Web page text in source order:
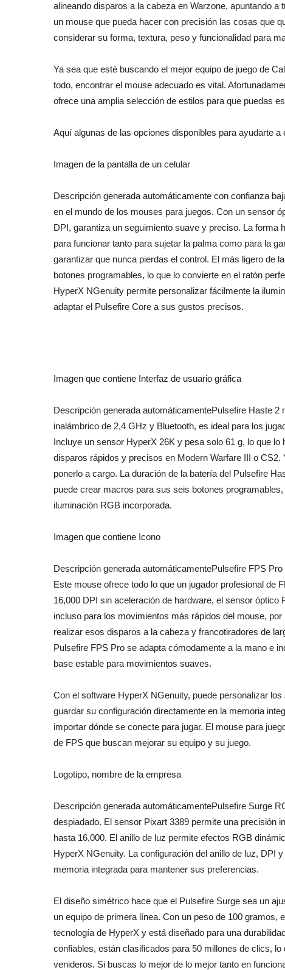
alineando disparos a la cabeza en Warzone, apuntando
un mouse que pueda hacer con precisión las cosas que
considerar su forma, textura, peso y funcionalidad para
Ya sea que esté buscando el mejor equipo de juego de
todo, encontrar el mouse adecuado es vital.
ofrece una amplia selección de estilos para que puedas
Aquí algunas de las opciones disponibles para ayudarte
Imagen de la pantalla de un celular
Descripción generada automáticamente con confianza
en el mundo de los mouses para juegos. Con un sensor
DPI, garantiza un seguimiento suave y preciso. La
para funcionar tanto para sujetar la palma como para la
garantizar que nunca pierdas el control. El más ligero de
botones programables, lo que lo convierte en el ratón
HyperX NGenuity permite personalizar fácilmente la
adaptar el Pulsefire Core a sus gustos precisos.
Imagen que contiene Interfaz de usuario gráfica
Descripción generada automáticamentePulsefire Haste
inalámbrico de 2,4 GHz y Bluetooth, es ideal para los
Incluye un sensor HyperX 26K y pesa solo 61 g, lo que
disparos rápidos y precisos en Modern Warfare III o
ponerlo a cargo. La duración de la batería del Pulsefire
puede crear macros para sus seis botones
iluminación RGB incorporada.
Imagen que contiene Icono
Descripción generada automáticamentePulsefire FPS
Este mouse ofrece todo lo que un jugador profesional de
16,000 DPI sin aceleración de hardware, el sensor
incluso para los movimientos más rápidos del mouse,
realizar esos disparos a la cabeza y francotiradores de
Pulsefire FPS Pro se adapta cómodamente a la mano e
base estable para movimientos suaves.
Con el software HyperX NGenuity, puede personalizar
guardar su configuración directamente en la memoria
importar dónde se conecte para jugar. El mouse para
de FPS que buscan mejorar su equipo y su juego.
Logotipo, nombre de la empresa
Descripción generada automáticamentePulsefire Surge
despiadado. El sensor Pixart 3389 permite una precisión
hasta 16,000. El anillo de luz permite efectos RGB
HyperX NGenuity. La configuración del anillo de luz, DPI
memoria integrada para mantener sus preferencias.
El diseño simétrico hace que el Pulsefire Surge sea un
un equipo de primera línea. Con un peso de 100
tecnología de HyperX y está diseñado para una
confiables, están clasificados para 50 millones de clics,
venideros. Si buscas lo mejor de lo mejor tanto en